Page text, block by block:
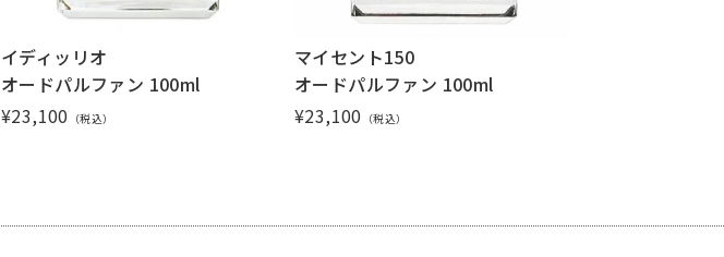
イディッリオ
オードパルファン 100ml
¥23,100 （税込）
マイセント150
オードパルファン 100ml
¥23,100 （税込）